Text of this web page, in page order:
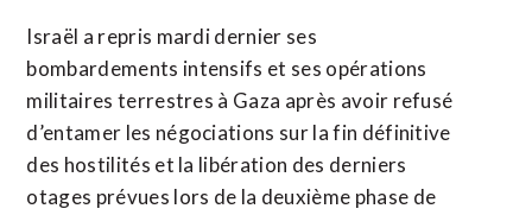
Israël a repris mardi dernier ses
bombardements intensifs et ses opérations
militaires terrestres à Gaza après avoir refusé
d’entamer les négociations sur la fin définitive
des hostilités et la libération des derniers
otages prévues lors de la deuxième phase de